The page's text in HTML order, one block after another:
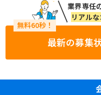
業界専任
リアル
最新の募集